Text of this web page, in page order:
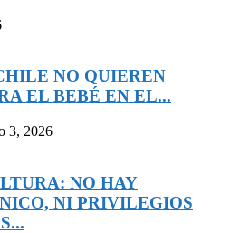
NO QUIEREN
EL BEBÉ EN EL...
3, 2026
NO HAY
NI PRIVILEGIOS